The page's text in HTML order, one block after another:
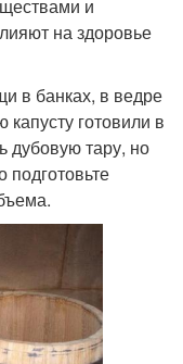
и
на здоровье
в банках, в ведре
готовили в
дубовую тару, но
подготовьте